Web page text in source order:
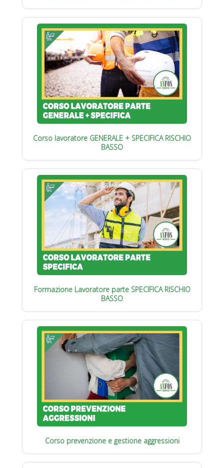
Corso lavoratore GENERALE + SPECIFICA RISCHIO
BASSO
Formazione Lavoratore parte SPECIFICA RISCHIO
BASSO
Corso prevenzione e gestione aggressioni